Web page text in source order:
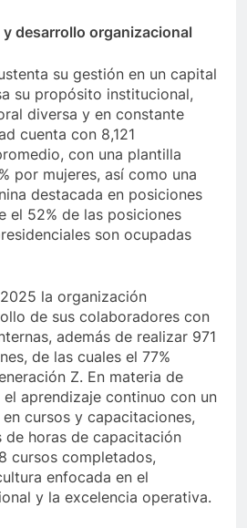
desarrollo organizacional
su gestión en un capital
su propósito institucional,
diversa y en constante
cuenta con 8,121
con una plantilla
por mujeres, así como una
destacada en posiciones
el 52% de las posiciones
son ocupadas
la organización
de sus colaboradores con
además de realizar 971
de las cuales el 77%
Z. En materia de
aprendizaje continuo con un
cursos y capacitaciones,
de horas de capacitación
cursos completados,
enfocada en el
y la excelencia operativa.